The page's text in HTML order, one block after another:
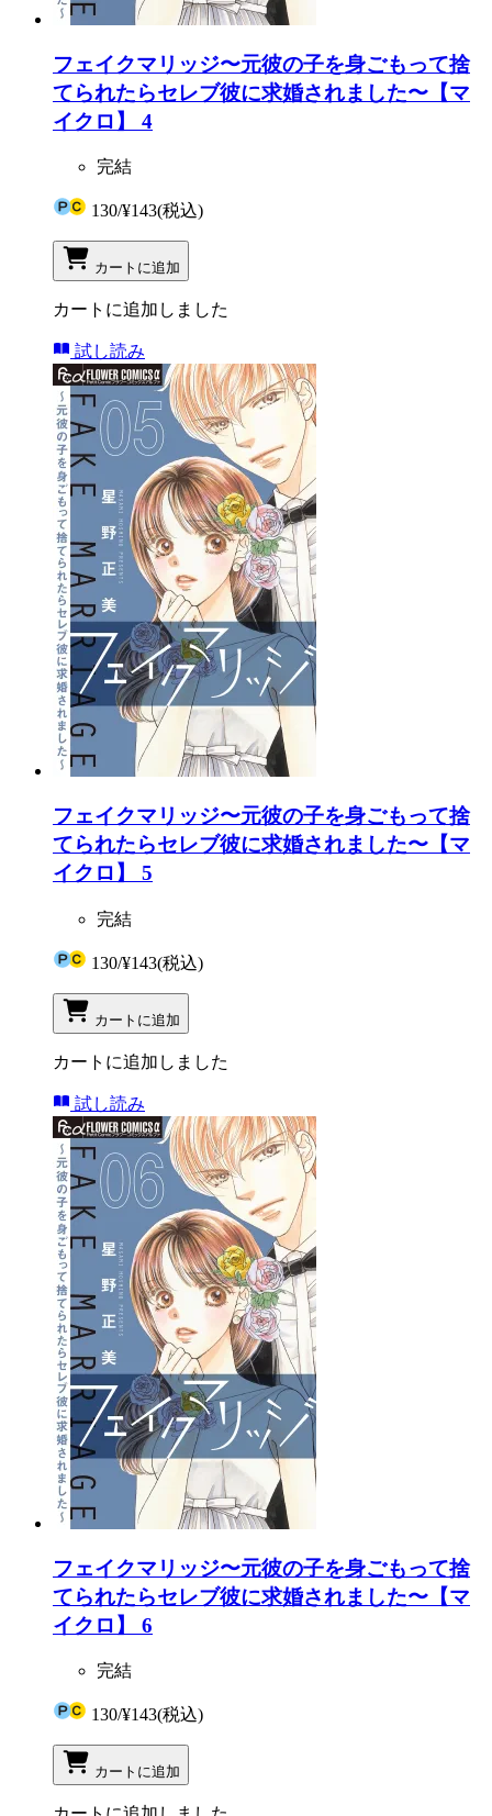
フェイクマリッジ〜元彼の子を身ごもって捨
てられたらセレブ彼に求婚されました〜【マ
イクロ】 4
完結
130/¥143(税込)
カートに追加
カートに追加しました
試し読み
フェイクマリッジ〜元彼の子を身ごもって捨
てられたらセレブ彼に求婚されました〜【マ
イクロ】 5
完結
130/¥143(税込)
カートに追加
カートに追加しました
試し読み
フェイクマリッジ〜元彼の子を身ごもって捨
てられたらセレブ彼に求婚されました〜【マ
イクロ】 6
完結
130/¥143(税込)
カートに追加